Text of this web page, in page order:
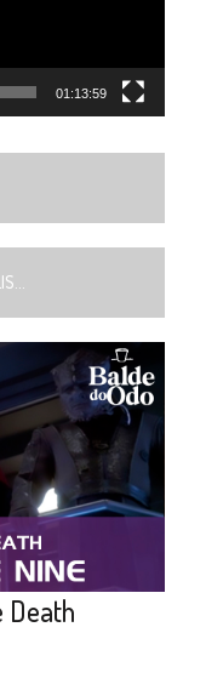
01:13:59
Death